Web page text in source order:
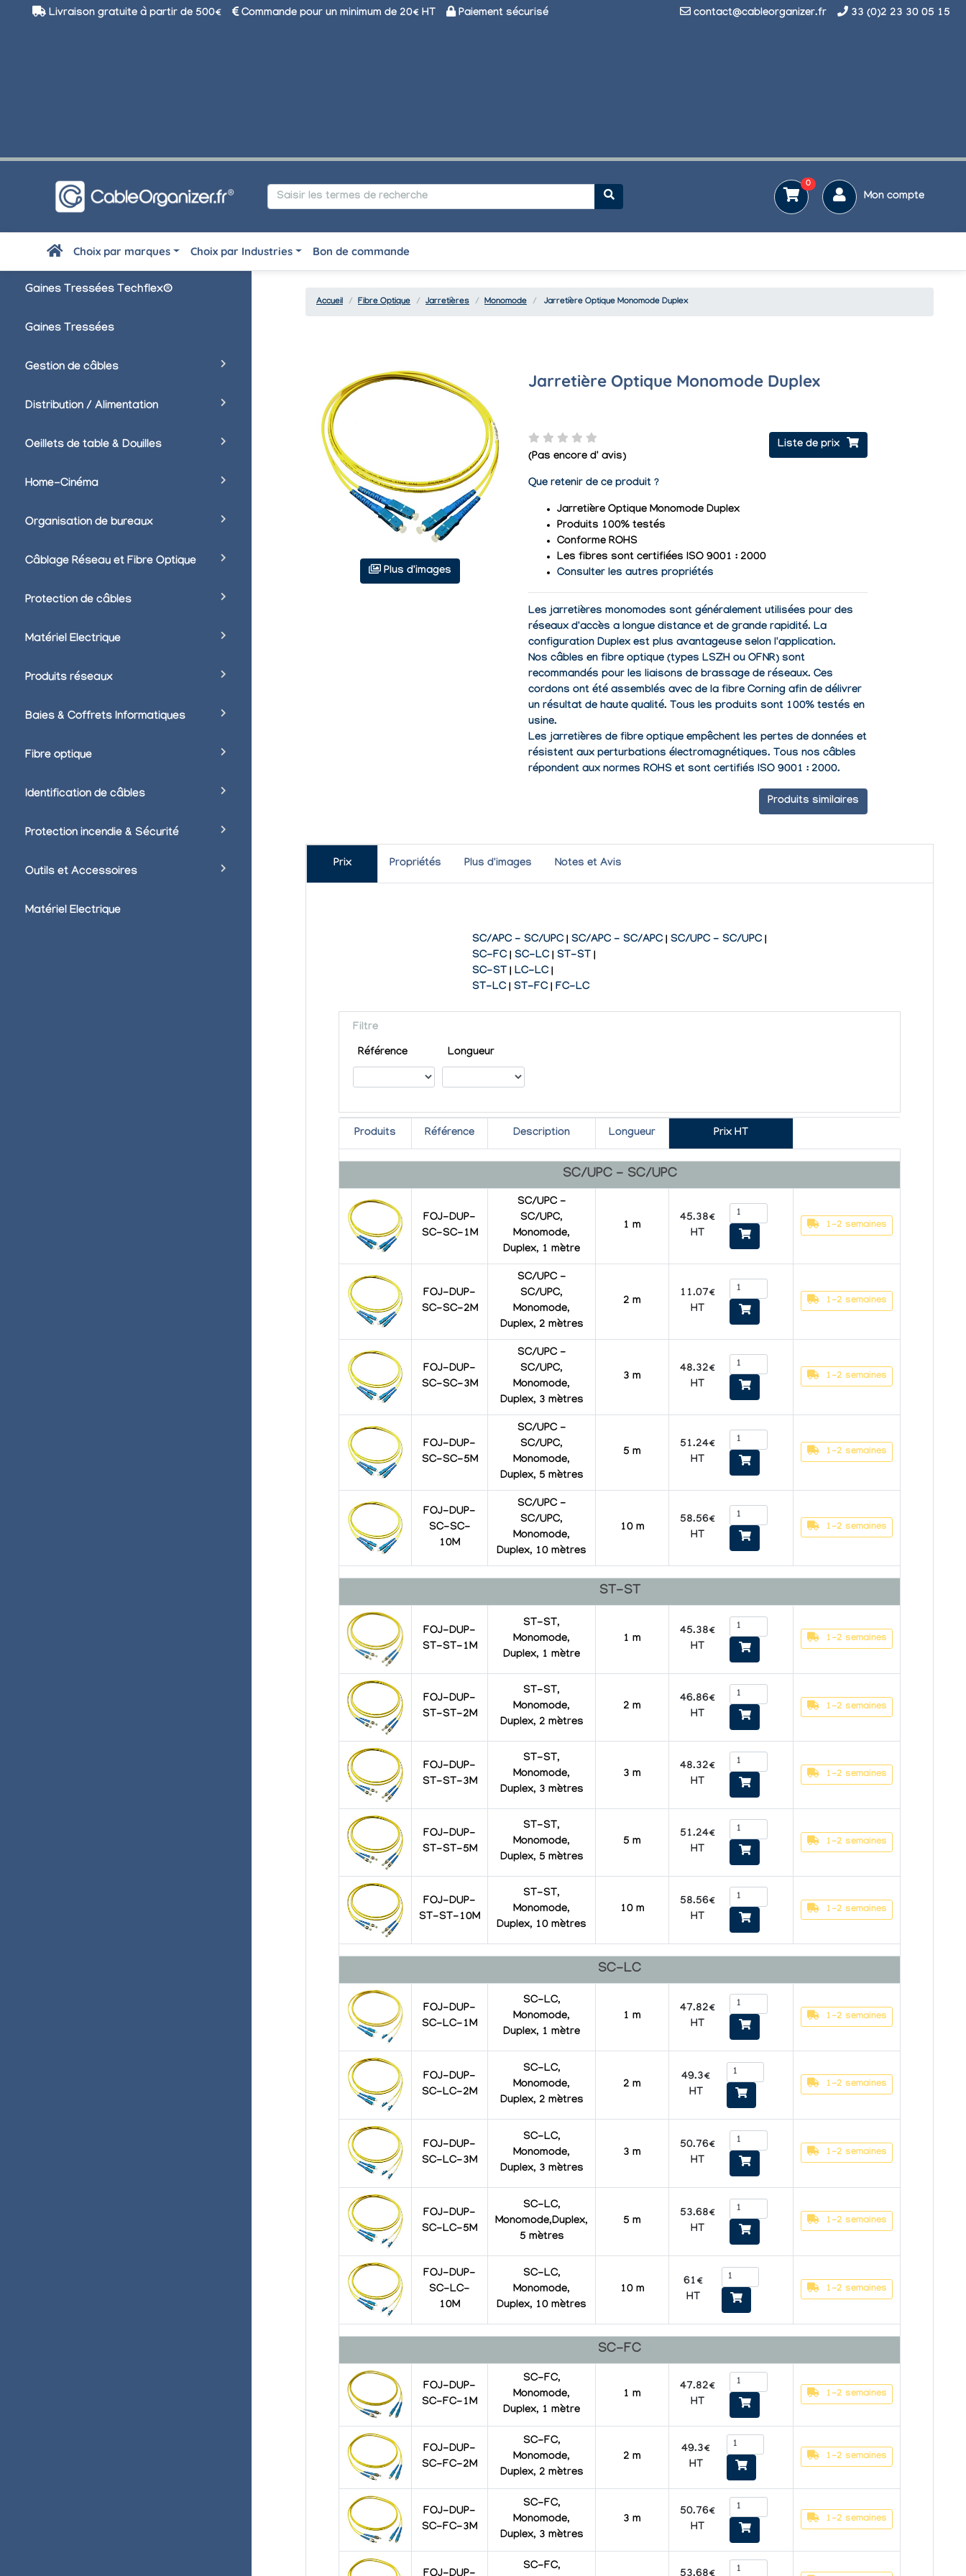
Livraison gratuite à partir de 500€ Commande pour un minimum de 20€ HT Paiement sécurisé contact@cableorganizer.fr 33 (0)2 23 30 05 15
0
Mon compte
Choix par marques Choix par Industries Bon de commande
Gaines Tressées Techflex®
Gaines Tressées
Gestion de câbles
Distribution / Alimentation
Oeillets de table & Douilles
Home-Cinéma
Organisation de bureaux
Câblage Réseau et Fibre Optique
Protection de câbles
Matériel Electrique
Produits réseaux
Baies & Coffrets Informatiques
Fibre optique
Identification de câbles
Protection incendie & Sécurité
Outils et Accessoires
Matériel Electrique
Accueil Fibre Optique Jarretières Monomode Jarretière Optique Monomode Duplex
Plus d'images
Jarretière Optique Monomode Duplex
(Pas encore d' avis)
Liste de prix
Que retenir de ce produit ?
Jarretière Optique Monomode Duplex
Produits 100% testés
Conforme ROHS
Les fibres sont certifiées ISO 9001 : 2000
Consulter les autres propriétés
Les jarretières monomodes sont généralement utilisées pour des
réseaux d'accès a longue distance et de grande rapidité. La
configuration Duplex est plus avantageuse selon l'application.
Nos câbles en fibre optique (types LSZH ou OFNR) sont
recommandés pour les liaisons de brassage de réseaux. Ces
cordons ont été assemblés avec de la fibre Corning afin de délivrer
un résultat de haute qualité. Tous les produits sont 100% testés en
usine.
Les jarretières de fibre optique empêchent les pertes de données et
résistent aux perturbations électromagnétiques. Tous nos câbles
répondent auxnormes ROHS et sont certifiés ISO 9001 : 2000.
Produits similaires
Prix Propriétés Plus d'images Notes et Avis
SC/APC - SC/UPC | SC/APC - SC/APC | SC/UPC - SC/UPC |
SC-FC | SC-LC | ST-ST |
SC-ST | LC-LC |
ST-LC | ST-FC | FC-LC
Filtre
Référence
Longueur
Produits Référence Description Longueur Prix HT
SC/UPC - SC/UPC
FOJ-DUP-
SC-SC-1M
SC/UPC -
SC/UPC,
Monomode,
Duplex, 1 mètre
1 m
45.38€
HT
1-2 semaines
FOJ-DUP-
SC-SC-2M
SC/UPC -
SC/UPC,
Monomode,
Duplex, 2 mètres
2 m
11.07€
HT
1-2 semaines
FOJ-DUP-
SC-SC-3M
SC/UPC -
SC/UPC,
Monomode,
Duplex, 3 mètres
3 m
48.32€
HT
1-2 semaines
FOJ-DUP-
SC-SC-5M
SC/UPC -
SC/UPC,
Monomode,
Duplex, 5 mètres
5 m
51.24€
HT
1-2 semaines
FOJ-DUP-
SC-SC-
10M
SC/UPC -
SC/UPC,
Monomode,
Duplex, 10 mètres
10 m
58.56€
HT
1-2 semaines
ST-ST
FOJ-DUP-
ST-ST-1M
ST-ST,
Monomode,
Duplex, 1 mètre
1 m
45.38€
HT
1-2 semaines
FOJ-DUP-
ST-ST-2M
ST-ST,
Monomode,
Duplex, 2 mètres
2 m
46.86€
HT
1-2 semaines
FOJ-DUP-
ST-ST-3M
ST-ST,
Monomode,
Duplex, 3 mètres
3 m
48.32€
HT
1-2 semaines
FOJ-DUP-
ST-ST-5M
ST-ST,
Monomode,
Duplex, 5 mètres
5 m
51.24€
HT
1-2 semaines
FOJ-DUP-
ST-ST-10M
ST-ST,
Monomode,
Duplex, 10 mètres
10 m
58.56€
HT
1-2 semaines
SC-LC
FOJ-DUP-
SC-LC-1M
SC-LC,
Monomode,
Duplex, 1 mètre
1 m
47.82€
HT
1-2 semaines
FOJ-DUP-
SC-LC-2M
SC-LC,
Monomode,
Duplex, 2 mètres
2 m
49.3€
HT
1-2 semaines
FOJ-DUP-
SC-LC-3M
SC-LC,
Monomode,
Duplex, 3 mètres
3 m
50.76€
HT
1-2 semaines
FOJ-DUP-
SC-LC-5M
SC-LC,
Monomode,Duplex,
5 mètres
5 m
53.68€
HT
1-2 semaines
FOJ-DUP-
SC-LC-
10M
SC-LC,
Monomode,
Duplex, 10 mètres
10 m
61€
HT
1-2 semaines
SC-FC
FOJ-DUP-
SC-FC-1M
SC-FC,
Monomode,
Duplex, 1 mètre
1 m
47.82€
HT
1-2 semaines
FOJ-DUP-
SC-FC-2M
SC-FC,
Monomode,
Duplex, 2 mètres
2 m
49.3€
HT
1-2 semaines
FOJ-DUP-
SC-FC-3M
SC-FC,
Monomode,
Duplex, 3 mètres
3 m
50.76€
HT
1-2 semaines
SC-FC,